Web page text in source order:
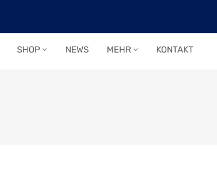
SHOP NEWS MEHR KONTAKT